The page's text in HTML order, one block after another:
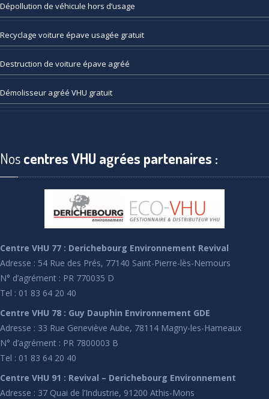
Dépollution de véhicule hors d’usage
Recyclage voiture épave usagée gratuit
Destruction de voiture épave agréé
Démolisseur agréé VHU gratuit
Noscentres VHU agrées partenaires :
Centre VHU 77 : Derichebourg Environnement Revival
Adresse : 54 Rue des Prés, 77140 Saint-Pierre-lès-Nemours
N° d’agrément : PR 770035 D
Tel : 01 83 64 20 40
Centre VHU 78 : Guy Dauphin Environnement GDE
Adresse : 33 Rue Geneviève Aube, 78114 Magny-les-Hameaux
N° d’agrément : PR 7800003 B
Tel : 01 83 64 20 40
Centre VHU 91 : Revival – Derichebourg Environnement
Adresse : 37 Quai de l’Industrie, 91200 Athis-Mons